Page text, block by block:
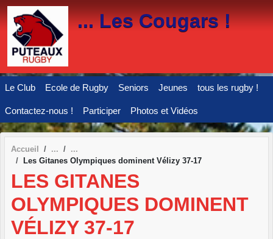
... Les Cougars !
Le Club Ecole de Rugby Seniors Jeunes tous les rugby !
Contactez-nous ! Participer Photos et Vidéos
Accueil
Les Gitanes Olympiques dominent Vélizy 37-17
LES GITANES
OLYMPIQUES DOMINENT
VÉLIZY 37-17
Panneau de gestion des cookies